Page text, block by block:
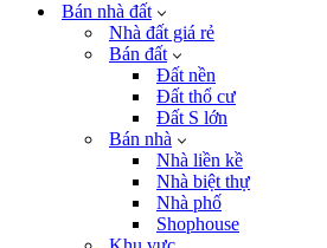
Bán nhà đất
Nhà đất giá rẻ
Bán đất
Đất nền
Đất thổ cư
Đất S lớn
Bán nhà
Nhà liền kề
Nhà biệt thự
Nhà phố
Shophouse